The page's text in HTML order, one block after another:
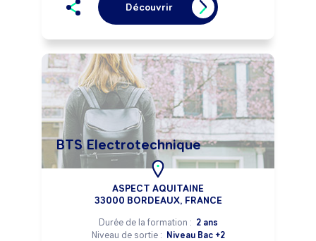
Découvrir
BTS Electrotechnique
ASPECT AQUITAINE
33000 BORDEAUX, FRANCE
Durée de la formation : 2 ans
Niveau de sortie : Niveau Bac +2